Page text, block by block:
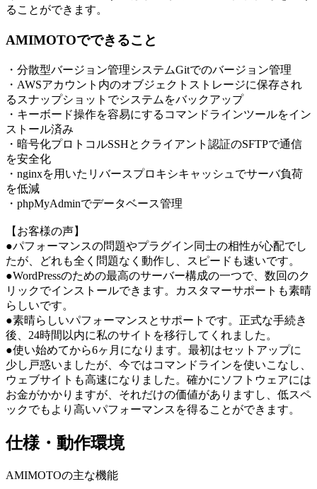
ることができます。
AMIMOTOでできること
・分散型バージョン管理システムGitでのバージョン管理
・AWSアカウント内のオブジェクトストレージに保存され
るスナップショットでシステムをバックアップ
・キーボード操作を容易にするコマンドラインツールをイン
ストール済み
・暗号化プロトコルSSHとクライアント認証のSFTPで通信
を安全化
・nginxを用いたリバースプロキシキャッシュでサーバ負荷
を低減
・phpMyAdminでデータベース管理
【お客様の声】
●パフォーマンスの問題やプラグイン同士の相性が心配でし
たが、どれも全く問題なく動作し、スピードも速いです。
●WordPressのための最高のサーバー構成の一つで、数回のク
リックでインストールできます。カスタマーサポートも素晴
らしいです。
●素晴らしいパフォーマンスとサポートです。正式な手続き
後、24時間以内に私のサイトを移行してくれました。
●使い始めてから6ヶ月になります。最初はセットアップに
少し戸惑いましたが、今ではコマンドラインを使いこなし、
ウェブサイトも高速になりました。確かにソフトウェアには
お金がかかりますが、それだけの価値がありますし、低スペ
ックでもより高いパフォーマンスを得ることができます。
仕様・動作環境
AMIMOTOの主な機能